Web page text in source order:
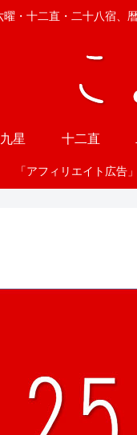
曜・十二直・二十八宿、
九星 十二直
「アフィリエイト広告